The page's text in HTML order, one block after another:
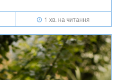
1 хв. на читання